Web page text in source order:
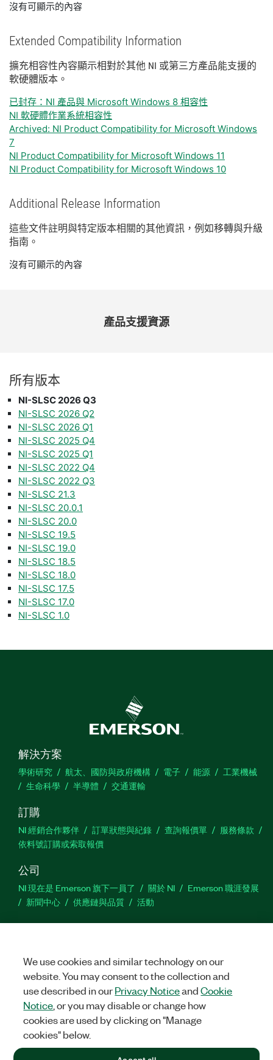
沒有可顯示的內容
Extended Compatibility Information
擴充相容性內容顯示相對於其他 NI 或第三方產品能支援的
軟硬體版本。
已封存：NI 產品與 Microsoft Windows 8 相容性
NI 軟硬體作業系統相容性
Archived: NI Product Compatibility for Microsoft Windows
7
NI Product Compatibility for Microsoft Windows 11
NI Product Compatibility for Microsoft Windows 10
Additional Release Information
這些文件註明與特定版本相關的其他資訊， 例如移轉與升級
指南。
沒有可顯示的內容
產品支援資源
所有版本
NI-SLSC 2026 Q3
NI-SLSC 2026 Q2
NI-SLSC 2026 Q1
NI-SLSC 2025 Q4
NI-SLSC 2025 Q1
NI-SLSC 2022 Q4
NI-SLSC 2022 Q3
NI-SLSC 21.3
NI-SLSC 20.0.1
NI-SLSC 20.0
NI-SLSC 19.5
NI-SLSC 19.0
​NI-SLSC 18.5
NI-SLSC 18.0
NI-SLSC 17.5
NI-SLSC 17.0
NI-SLSC 1.0
解決方案
學術研究 航太、國防與政府機構 電子 能源
工業機械
生命科學
半導體 交通運輸
訂購
NI 經銷合作夥伴 訂單狀態與紀錄 查詢報價單
服務條款
依料號訂購或索取報價
公司
NI 現在是 Emerson 旗下一員了 關於 NI
Emerson 職涯發展
新聞中心
供應鏈與品質 活動
支援
站建議
TwitterFacebook
©2026NATIONAL INSTRUMENTS CORP. 保留所有權利。
We use cookies and similar technology on our
website. You may consent to the collection and
use described in ourPrivacy NoticeandCookie
Notice , or you may disable or change how
cookies are used by clicking on "Manage
cookies" below.